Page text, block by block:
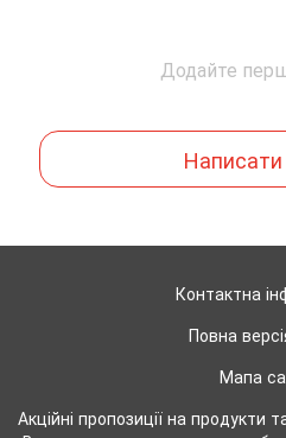
Додайте
Написати
Контактна
Повна
Мапа
Акційні пропозиції на